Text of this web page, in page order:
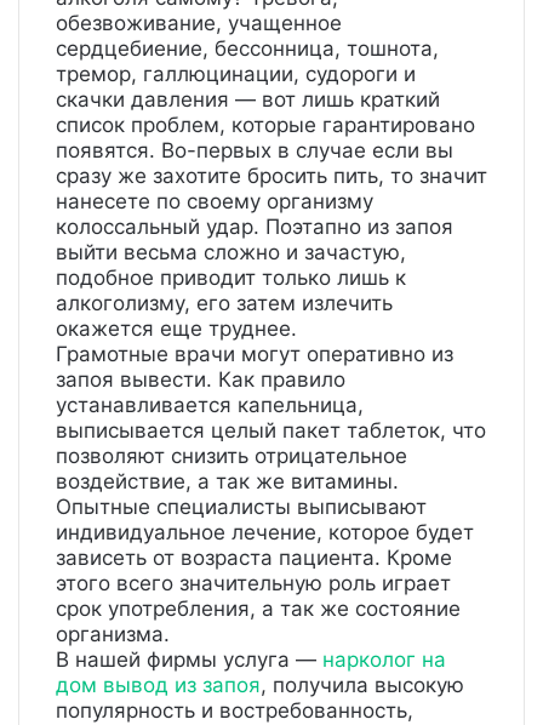
обезвоживание, учащенное
сердцебиение, бессонница, тошнота,
тремор, галлюцинации, судороги и
скачки давления — вот лишь краткий
список проблем, которые гарантировано
появятся. Во-первых в случае если вы
сразу же захотите бросить пить, то значит
нанесете по своему организму
колоссальный удар. Поэтапно из запоя
выйти весьма сложно и зачастую,
подобное приводит только лишь к
алкоголизму, его затем излечить
окажется еще труднее.
Грамотные врачи могут оперативно из
запоя вывести. Как правило
устанавливается капельница,
выписывается целый пакет таблеток, что
позволяют снизить отрицательное
воздействие, а так же витамины.
Опытные специалисты выписывают
индивидуальное лечение, которое будет
зависеть от возраста пациента. Кроме
этого всего значительную роль играет
срок употребления, а так же состояние
организма.
В нашей фирмы услуга — нарколог на
дом вывод из запоя, получила высокую
популярность и востребованность,